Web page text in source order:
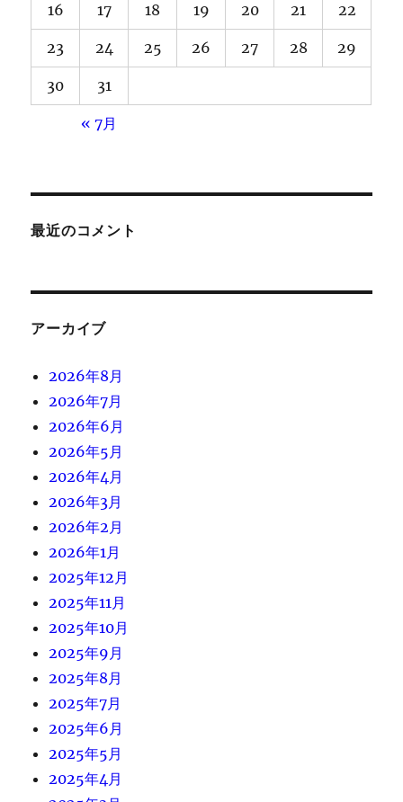
16 17 18 19 20 21 22
23 24 25 26 27 28 29
30 31
« 7月
最近のコメント
アーカイブ
2026年8月
2026年7月
2026年6月
2026年5月
2026年4月
2026年3月
2026年2月
2026年1月
2025年12月
2025年11月
2025年10月
2025年9月
2025年8月
2025年7月
2025年6月
2025年5月
2025年4月